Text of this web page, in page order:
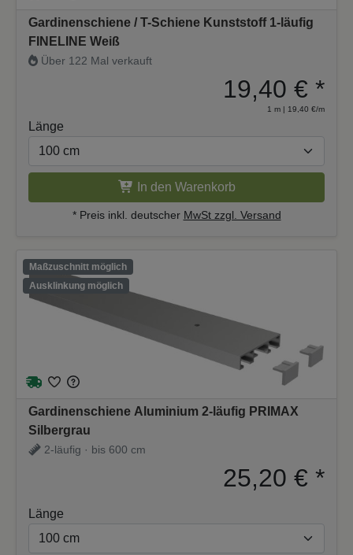
Gardinenschiene / T-Schiene Kunststoff 1-läufig
FINELINE Weiß
Über 122 Mal verkauft
19,40 € *
1 m | 19,40 €/m
Länge
In den Warenkorb
* Preis inkl. deutscher MwSt zzgl. Versand
Maßzuschnitt möglich
Ausklinkung möglich
Gardinenschiene Aluminium 2-läufig PRIMAX
Silbergrau
2-läufig · bis 600 cm
25,20 € *
Länge